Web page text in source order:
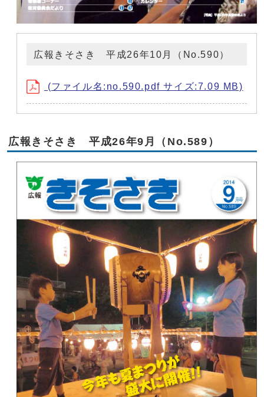
広報きそさき 平成26年10月（No.590）
(ファイル名:no.590.pdf サイズ:7.09 MB)
広報きそさき 平成26年9月（No.589）